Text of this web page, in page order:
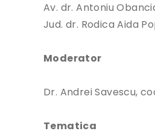
Av. dr. Antoniu
Jud. dr. Rodica Aida
Moderator
Dr. Andrei Savescu,
Tematica